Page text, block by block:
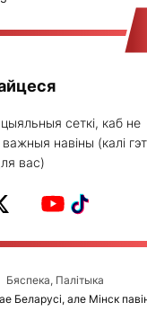
сеткі, каб не
навіны (калі
вас)
Бяспека, Палітыка
Беларусі, але Мінск